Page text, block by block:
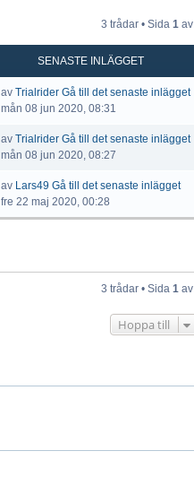
3 trådar • Sida 1 av
SENASTE INLÄGGET
avTrialrider Gå till det senaste inlägget
mån 08 jun 2020, 08:31
avTrialrider Gå till det senaste inlägget
mån 08 jun 2020, 08:27
av Lars49 Gå till det senaste inlägget
fre 22 maj 2020, 00:28
3 trådar • Sida 1 av
Hoppa till